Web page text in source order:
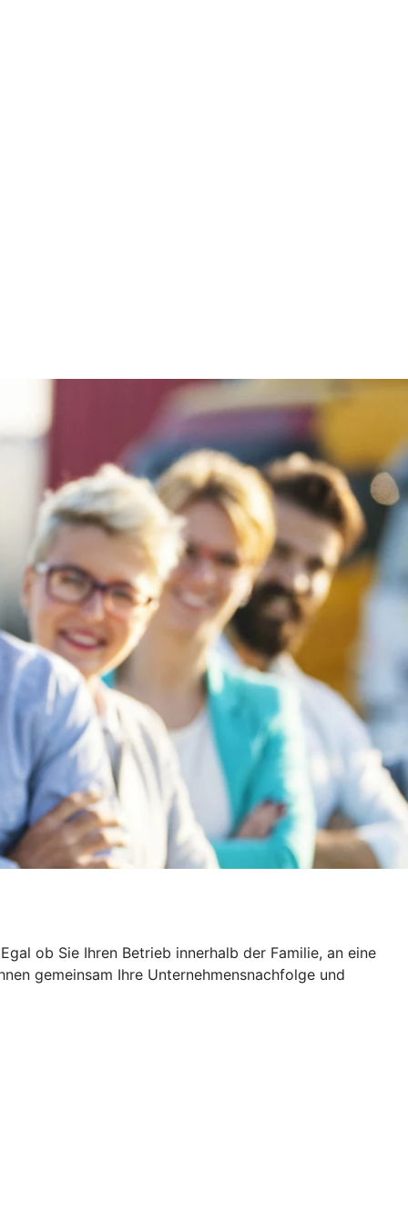
ob Sie Ihren Betrieb innerhalb der Familie, an eine
gemeinsam Ihre Unternehmensnachfolge und